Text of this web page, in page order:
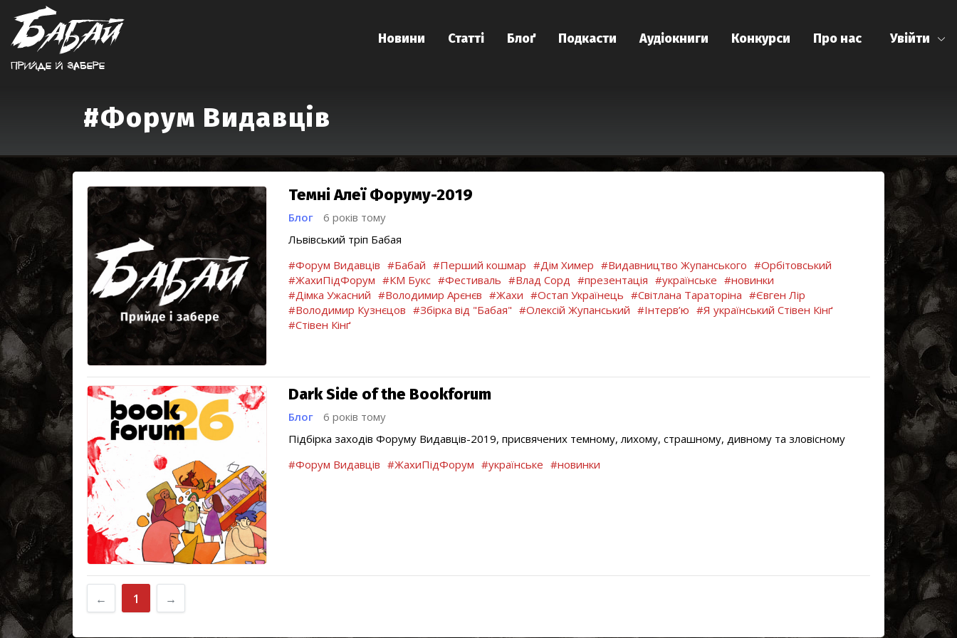
Прийде й забере
Увійти
Новини Статті Блоґ Подкасти Аудіокниги Конкурси Про нас
#Форум Видавців
Темні Алеї Форуму-2019
Блог
6 років тому
Львівський тріп Бабая
#Форум Видавців #Бабай #Перший кошмар #Дім Химер #Видавництво Жупанського #Орбітовський
#ЖахиПідФорум #КМ Букс #Фестиваль #Влад Сорд #презентація #українське #новинки
#Дімка Ужасний #Володимир Арєнєв #Жахи #Остап Українець #Світлана Тараторіна #Євген Лір
#Володимир Кузнєцов #Збірка від "Бабая" #Олексій Жупанський #Інтерв’ю #Я український Стівен Кінґ
#Стівен Кінґ
Dark Side of the Bookforum
Блог
6 років тому
Підбірка заходів Форуму Видавців-2019, присвячених темному, лихому, страшному, дивному та зловісному
#Форум Видавців #ЖахиПідФорум #українське #новинки
← 1 →